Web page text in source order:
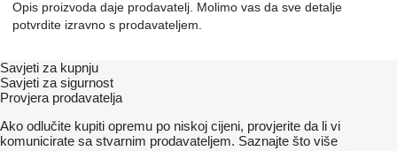
Opis proizvoda daje prodavatelj. Molimo vas da sve detalje
potvrdite izravno s prodavateljem.
Savjeti za kupnju
Savjeti za sigurnost
Provjera prodavatelja
Ako odlučite kupiti opremu po niskoj cijeni, provjerite da li vi
komunicirate sa stvarnim prodavateljem. Saznajte što više